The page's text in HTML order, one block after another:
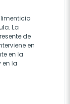
La
de
en
en la
en la